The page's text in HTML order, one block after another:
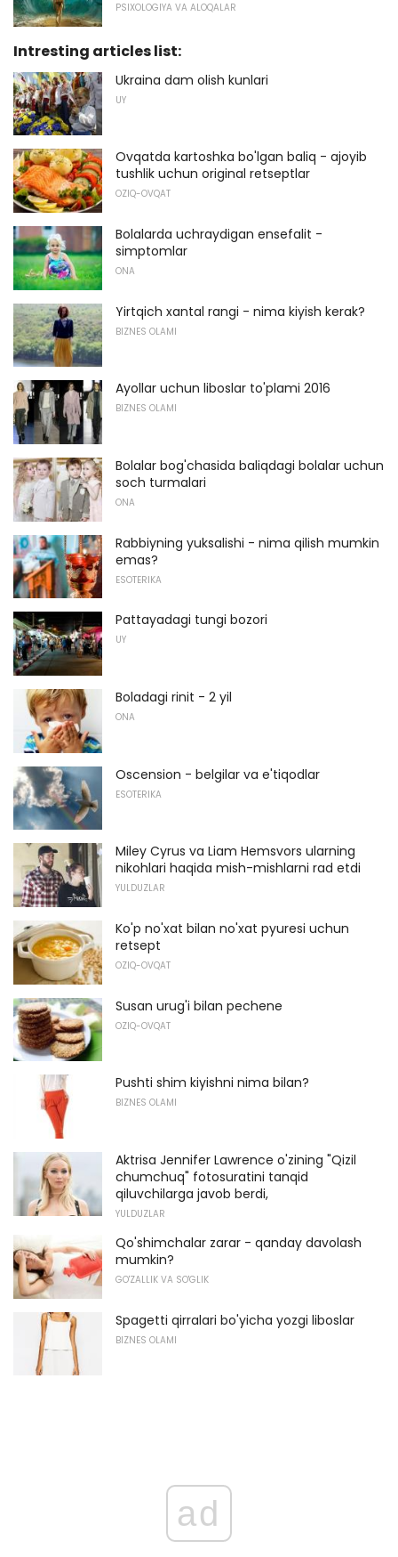
PSIXOLOGIYA VA ALOQALAR
Intresting articles list:
Ukraina dam olish kunlari
UY
Ovqatda kartoshka bo'lgan baliq - ajoyib
tushlik uchun original retseptlar
OZIQ-OVQAT
Bolalarda uchraydigan ensefalit -
simptomlar
ONA
Yirtqich xantal rangi - nima kiyish kerak?
BIZNES OLAMI
Ayollar uchun liboslar to'plami 2016
BIZNES OLAMI
Bolalar bog'chasida baliqdagi bolalar uchun
soch turmalari
ONA
Rabbiyning yuksalishi - nima qilish mumkin
emas?
ESOTERIKA
Pattayadagi tungi bozori
UY
Boladagi rinit - 2 yil
ONA
Oscension - belgilar va e'tiqodlar
ESOTERIKA
Miley Cyrus va Liam Hemsvors ularning
nikohlari haqida mish-mishlarni rad etdi
YULDUZLAR
Ko'p no'xat bilan no'xat pyuresi uchun
retsept
OZIQ-OVQAT
Susan urug'i bilan pechene
OZIQ-OVQAT
Pushti shim kiyishni nima bilan?
BIZNES OLAMI
Aktrisa Jennifer Lawrence o'zining "Qizil
chumchuq" fotosuratini tanqid
qiluvchilarga javob berdi,
YULDUZLAR
Qo'shimchalar zarar - qanday davolash
mumkin?
GO'ZALLIK VA SO'GLIK
Spagetti qirralari bo'yicha yozgi liboslar
BIZNES OLAMI
ad